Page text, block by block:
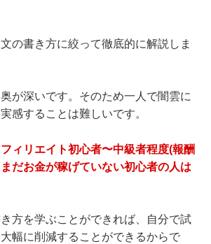
の書き方に絞って徹底的に解説しま
が深いです。そのため一人で闇雲に
感することは難しいです。
ィリエイト初心者〜中級者程度(報酬
だお金が稼げていない初心者の人は
方を学ぶことができれば、自分で試
幅に削減することができるからで